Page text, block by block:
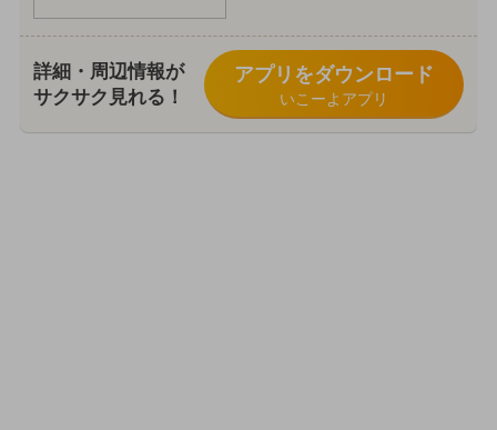
詳細・周辺情報が
サクサク見れる！
アプリをダウンロード
いこーよアプリ